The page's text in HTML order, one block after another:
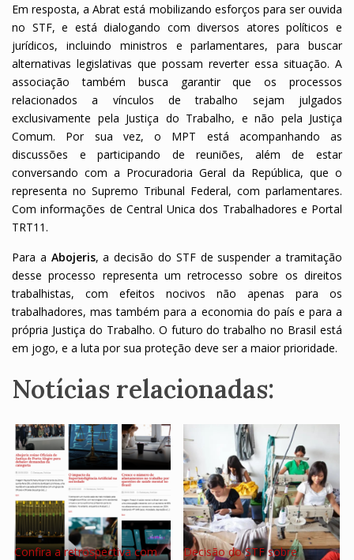
Em resposta, a Abrat está mobilizando esforços para ser ouvida
no STF, e está dialogando com diversos atores políticos e
jurídicos, incluindo ministros e parlamentares, para buscar
alternativas legislativas que possam reverter essa situação. A
associação também busca garantir que os processos
relacionados a vínculos de trabalho sejam julgados
exclusivamente pela Justiça do Trabalho, e não pela Justiça
Comum. Por sua vez, o MPT está acompanhando as
discussões e participando de reuniões, além de estar
conversando com a Procuradoria Geral da República, que o
representa no Supremo Tribunal Federal, com parlamentares.
Com informações de Central Unica dos Trabalhadores e Portal
TRT11.
Para a Abojeris, a decisão do STF de suspender a tramitação
desse processo representa um retrocesso sobre os direitos
trabalhistas, com efeitos nocivos não apenas para os
trabalhadores, mas também para a economia do país e para a
própria Justiça do Trabalho. O futuro do trabalho no Brasil está
em jogo, e a luta por sua proteção deve ser a maior prioridade.
Notícias relacionadas:
Confira a retrospectiva com
Decisão do STF sobre